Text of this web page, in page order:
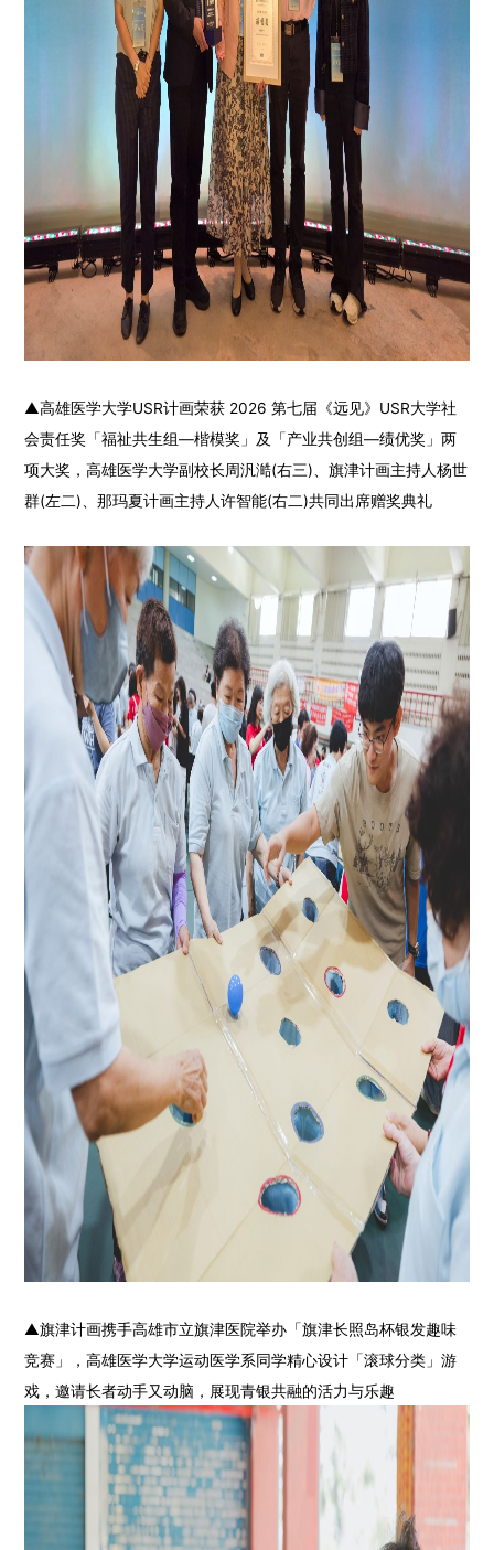
▲高雄医学大学USR计画荣获 2026 第七届《远见》USR大学社
会责任奖「福祉共生组—楷模奖」及「产业共创组—绩优奖」两
项大奖，高雄医学大学副校长周汎澔(右三)、旗津计画主持人杨世
群(左二)、那玛夏计画主持人许智能(右二)共同出席赠奖典礼
▲旗津计画携手高雄市立旗津医院举办「旗津长照岛杯银发趣味
竞赛」，高雄医学大学运动医学系同学精心设计「滚球分类」游
戏，邀请长者动手又动脑，展现青银共融的活力与乐趣